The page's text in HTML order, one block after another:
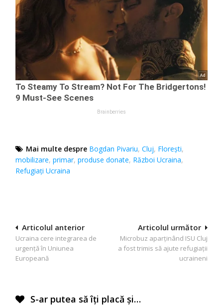
Mai multe despre Bogdan Pivariu,Cluj, Florești,
mobilizare,primar,produse donate, Război Ucraina,
Refugiați Ucraina
Navigare
în
articole
Articolul următor
Microbuz aparținând ISU Cluj
a fost trimis să ajute refugiații
ucraineni
Articolul anterior
Ucraina cere integrarea de
urgență în Uniunea
Europeană
S-ar putea să îți placă și…